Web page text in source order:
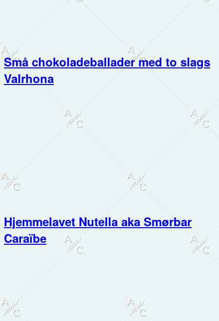
Små chokoladeballader med to slags
Valrhona
Hjemmelavet Nutella aka Smørbar
Caraïbe